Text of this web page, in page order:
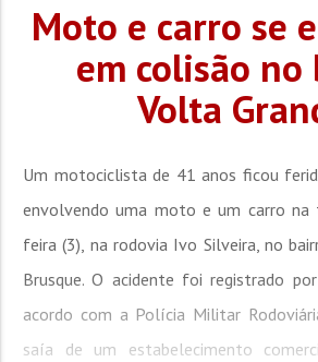
Moto e carro se
em colisão no
Volta
Um motociclista de 41 anos ficou
envolvendo uma moto e um carro na
feira (3), na rodovia Ivo Silveira, no
Brusque. O acidente foi registrado
acordo com a Polícia Militar
saía de um estabelecimento